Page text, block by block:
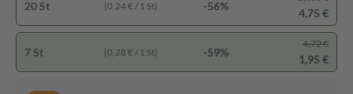
20 St (0,24 € / 1 St) -56%
4,75 €
7 St (0,28 € / 1 St) -59%
4,72 €
1,95 €